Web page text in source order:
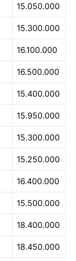
15.050.000
15.300.000
16.100.000
16.500.000
15.400.000
15.950.000
15.300.000
15.250.000
16.400.000
15.500.000
18.400.000
18.450.000